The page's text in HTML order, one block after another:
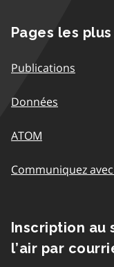
Pages les
Publications
Données
ATOM
Communiquez
Inscription au
l’air par